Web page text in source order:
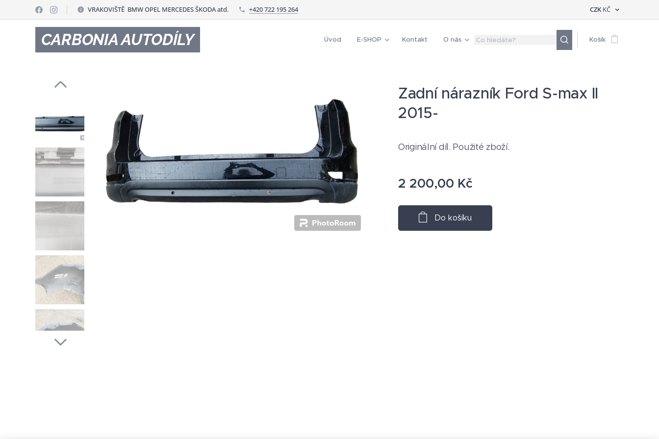
VRAKOVIŠTĚ BMW OPEL MERCEDES ŠKODA atd. +420 722 195 264 CZK KČ
CARBONIA AUTODÍLY Úvod E-SHOP Kontakt O nás Košík
Zadní nárazník Ford S-max II
2015-
Originální díl. Použité zboží.
2 200,00 Kč
Do košíku